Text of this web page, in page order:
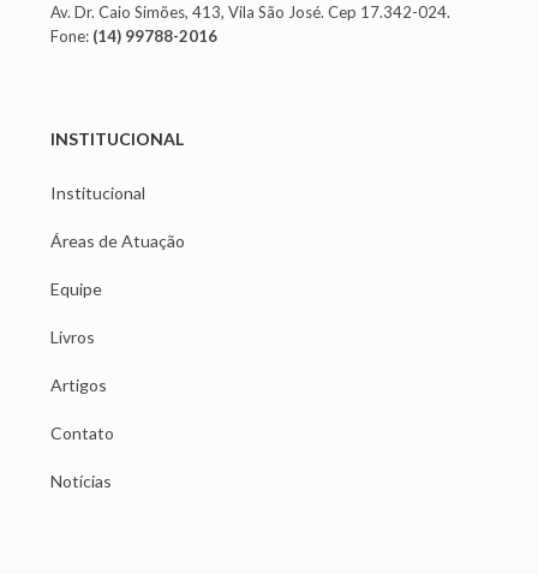
Av. Dr. Caio Simões, 413, Vila São José. Cep 17.342-024.
Fone: (14) 99788-2016
INSTITUCIONAL
Institucional
Áreas de Atuação
Equipe
Livros
Artigos
Contato
Notícias